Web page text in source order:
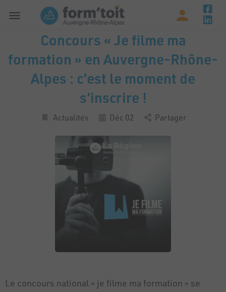
Concours « Je filme ma
formation » en Auvergne-Rhône-
Alpes : c’est le moment de
s’inscrire !
Actualités Déc 02 Partager
Le concours national « je filme ma formation » se